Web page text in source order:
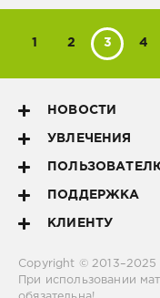
1 2 3 4
НОВОСТИ
УВЛЕЧЕНИЯ
ПОДДЕРЖКА
КЛИЕНТУ
Copyright © 2013–2025
При использовании